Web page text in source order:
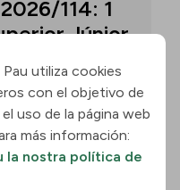
114: 1
Júnior
T4A - Tècnic/a
de
Aphasia &
Termini: 11
utiliza cookies
con el objetivo de
uso de la página web
más información:
la nostra política de